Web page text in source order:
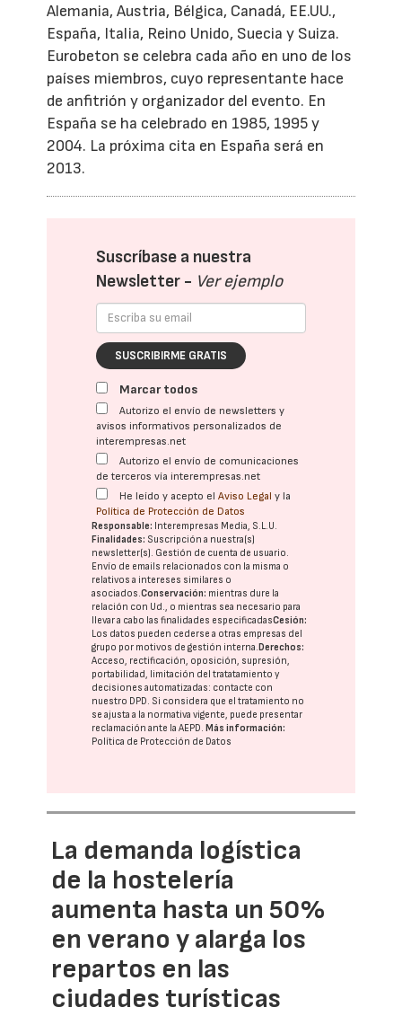
Alemania, Austria, Bélgica, Canadá, EE.UU.,
España, Italia, Reino Unido, Suecia y Suiza.
Eurobeton se celebra cada año en uno de los
países miembros, cuyo representante hace
de anfitrión y organizador del evento. En
España se ha celebrado en 1985, 1995 y
2004. La próxima cita en España será en
2013.
Suscríbase a nuestra
Newsletter - Ver ejemplo
SUSCRIBIRME GRATIS
Marcar todos
Autorizo el envío de newsletters y
avisos informativos personalizados de
interempresas.net
Autorizo el envío de comunicaciones
de terceros vía interempresas.net
He leído y acepto elAviso Legal y la
Política de Protección de Datos
Responsable: Interempresas Media, S.L.U.
Finalidades: Suscripción a nuestra(s)
newsletter(s). Gestión de cuenta de usuario.
Envío de emails relacionados con la misma o
relativos a intereses similares o
asociados.Conservación: mientras dure la
relación con Ud., o mientras sea necesario para
llevar a cabo las finalidades especificadasCesión:
Los datos pueden cederse a otras empresas del
grupo por motivos de gestión interna.Derechos:
Acceso, rectificación, oposición, supresión,
portabilidad, limitación del tratatamiento y
decisiones automatizadas: contacte con
nuestro DPD. Si considera que el tratamiento no
se ajusta a la normativa vigente, puede presentar
reclamación ante laAEPD.Más información:
Política de Protección de Datos
La demanda logística
de la hostelería
aumenta hasta un 50%
en verano y alarga los
repartos en las
ciudades turísticas